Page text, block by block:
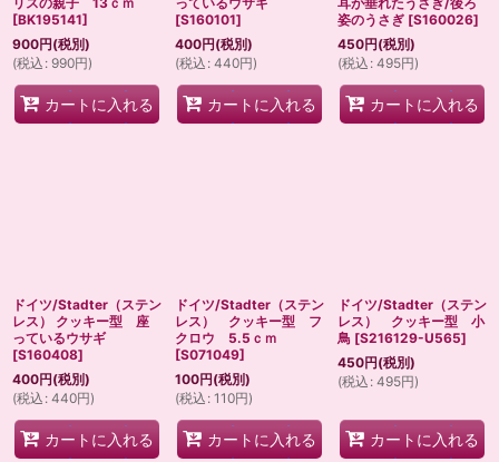
[BK195141]
900円(税別)
(税込 : 990円)
カートに入れる
[S160101]
400円(税別)
(税込 : 440円)
カートに入れる
姿のうさぎ [S160026]
450円(税別)
(税込 : 495円)
カートに入れる
ドイツ/Stadter（ステン
レス） クッキー型 座
っているウサギ
[S160408]
400円(税別)
(税込 : 440円)
カートに入れる
ドイツ/Stadter（ステン
レス） クッキー型 フ
クロウ 5.5ｃｍ
[S071049]
100円(税別)
(税込 : 110円)
カートに入れる
ドイツ/Stadter（ステン
レス） クッキー型 小
鳥 [S216129-U565]
450円(税別)
(税込 : 495円)
カートに入れる